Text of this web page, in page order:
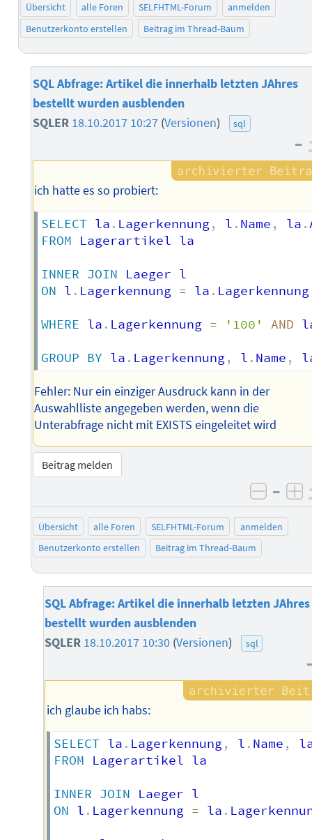
Übersicht alle Foren SELFHTML-Forum
anmelden
Benutzerkonto erstellen
Beitrag im Thread-Baum
SQL Abfrage: Artikel die innerhalb letzten JAhres
bestellt wurden ausblenden
SQLER 18.10.2017 10:27 (Versionen) sql
–
ich hatte es so probiert:
SELECT la . Lagerkennung, l . Name , la .
FROM Lagerartikel la
INNER JOIN
ON l . Lagerkennung = la . Lagerkennung
WHERE la . Lagerkennung = '100' AND
GROUP BY la . Lagerkennung, l . Name ,
Fehler: Nur ein einziger Ausdruck kann in der
Auswahlliste angegeben werden, wenn die
Unterabfrage nicht mit EXISTS eingeleitet wird
Beitrag melden
–
Übersicht alle Foren SELFHTML-Forum
anmelden
Benutzerkonto erstellen
Beitrag im Thread-Baum
SQL Abfrage: Artikel die innerhalb letzten JAhres
bestellt wurden ausblenden
SQLER 18.10.2017 10:30 (Versionen) sql
ich glaube ich habs:
SELECT la . Lagerkennung, l . Name ,
FROM Lagerartikel la
INNER JOIN
ON l . Lagerkennung = la .